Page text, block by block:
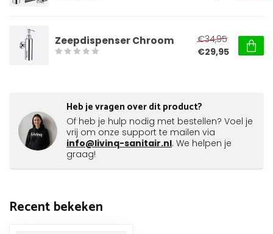
Zeepdispenser Chroom
€34,95
€29,95
Heb je vragen over dit product?
Of heb je hulp nodig met bestellen? Voel je
vrij om onze support te mailen via
info@livinq-sanitair.nl. We helpen je
graag!
Recent bekeken